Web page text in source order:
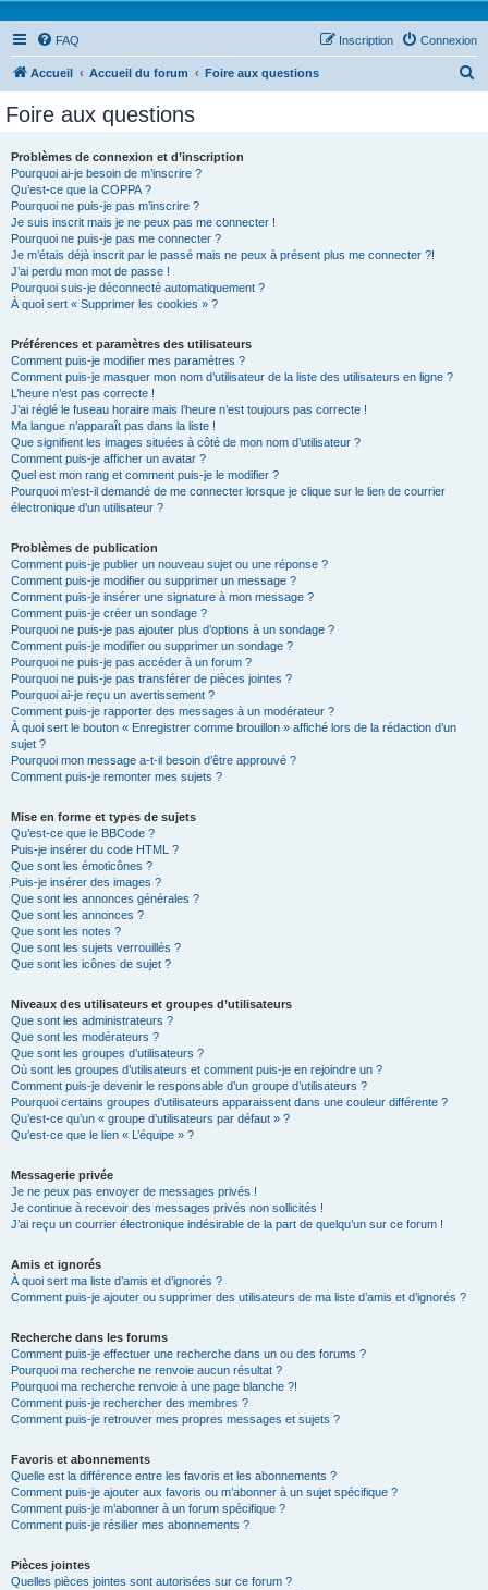
FAQ Connexion
Inscription
Accueil Accueil du forum Foire aux questions
Foire aux questions
Problèmes de connexion et d’inscription
Pourquoi ai-je besoin de m’inscrire ?
Qu’est-ce que la COPPA ?
Pourquoi ne puis-je pas m’inscrire ?
Je suis inscrit mais je ne peux pas me connecter !
Pourquoi ne puis-je pas me connecter ?
Je m’étais déjà inscrit par le passé mais ne peux à présent plus me connecter ?!
J’ai perdu mon mot de passe !
Pourquoi suis-je déconnecté automatiquement ?
À quoi sert « Supprimer les cookies » ?
Préférences et paramètres des utilisateurs
Comment puis-je modifier mes paramètres ?
Comment puis-je masquer mon nom d’utilisateur de la liste des utilisateurs en ligne ?
L’heure n’est pas correcte !
J’ai réglé le fuseau horaire mais l’heure n’est toujours pas correcte !
Ma langue n’apparaît pas dans la liste !
Que signifient les images situées à côté de mon nom d’utilisateur ?
Comment puis-je afficher un avatar ?
Quel est mon rang et comment puis-je le modifier ?
Pourquoi m’est-il demandé de me connecter lorsque je clique sur le lien de courrier
électronique d’un utilisateur ?
Problèmes de publication
Comment puis-je publier un nouveau sujet ou une réponse ?
Comment puis-je modifier ou supprimer un message ?
Comment puis-je insérer une signature à mon message ?
Comment puis-je créer un sondage ?
Pourquoi ne puis-je pas ajouter plus d’options à un sondage ?
Comment puis-je modifier ou supprimer un sondage ?
Pourquoi ne puis-je pas accéder à un forum ?
Pourquoi ne puis-je pas transférer de pièces jointes ?
Pourquoi ai-je reçu un avertissement ?
Comment puis-je rapporter des messages à un modérateur ?
À quoi sert le bouton « Enregistrer comme brouillon » affiché lors de la rédaction d’un
sujet ?
Pourquoi mon message a-t-il besoin d’être approuvé ?
Comment puis-je remonter mes sujets ?
Mise en forme et types de sujets
Qu’est-ce que le BBCode ?
Puis-je insérer du code HTML ?
Que sont les émoticônes ?
Puis-je insérer des images ?
Que sont les annonces générales ?
Que sont les annonces ?
Que sont les notes ?
Que sont les sujets verrouillés ?
Que sont les icônes de sujet ?
Niveaux des utilisateurs et groupes d’utilisateurs
Que sont les administrateurs ?
Que sont les modérateurs ?
Que sont les groupes d’utilisateurs ?
Où sont les groupes d’utilisateurs et comment puis-je en rejoindre un ?
Comment puis-je devenir le responsable d’un groupe d’utilisateurs ?
Pourquoi certains groupes d’utilisateurs apparaissent dans une couleur différente ?
Qu’est-ce qu’un « groupe d’utilisateurs par défaut » ?
Qu’est-ce que le lien « L’équipe » ?
Messagerie privée
Je ne peux pas envoyer de messages privés !
Je continue à recevoir des messages privés non sollicités !
J’ai reçu un courrier électronique indésirable de la part de quelqu’un sur ce forum !
Amis et ignorés
À quoi sert ma liste d’amis et d’ignorés ?
Comment puis-je ajouter ou supprimer des utilisateurs de ma liste d’amis et d’ignorés ?
Recherche dans les forums
Comment puis-je effectuer une recherche dans un ou des forums ?
Pourquoi ma recherche ne renvoie aucun résultat ?
Pourquoi ma recherche renvoie à une page blanche ?!
Comment puis-je rechercher des membres ?
Comment puis-je retrouver mes propres messages et sujets ?
Favoris et abonnements
Quelle est la différence entre les favoris et les abonnements ?
Comment puis-je ajouter aux favoris ou m’abonner à un sujet spécifique ?
Comment puis-je m’abonner à un forum spécifique ?
Comment puis-je résilier mes abonnements ?
Pièces jointes
Quelles pièces jointes sont autorisées sur ce forum ?